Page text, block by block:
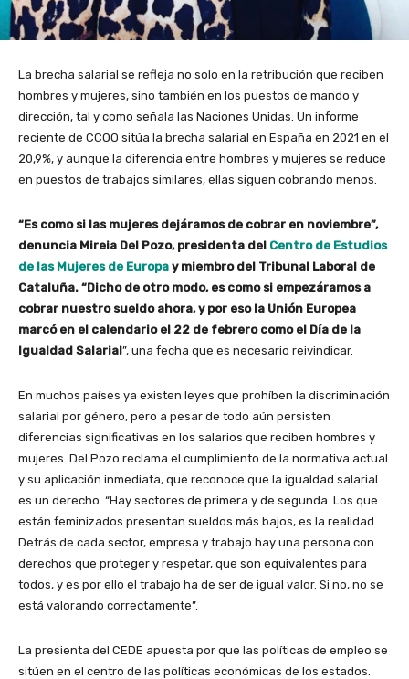
La brecha salarial se refleja no solo en la retribución que reciben
hombres y mujeres, sino también en los puestos de mando y
dirección, tal y como señala las Naciones Unidas. Un informe
reciente de CCOO sitúa la brecha salarial en España en 2021 en el
20,9%, y aunque la diferencia entre hombres y mujeres se reduce
en puestos de trabajos similares, ellas siguen cobrando menos.
“Es como si las mujeres dejáramos de cobrar en noviembre”,
denuncia Mireia Del Pozo, presidenta del Centro de Estudios
de las Mujeres de Europa y miembro del Tribunal Laboral de
Cataluña. “Dicho de otro modo, es como si empezáramos a
cobrar nuestro sueldo ahora, y por eso la Unión Europea
marcó en el calendario el 22 de febrero como el Día de la
Igualdad Salarial”, una fecha que es necesario reivindicar.
En muchos países ya existen leyes que prohíben la discriminación
salarial por género, pero a pesar de todo aún persisten
diferencias significativas en los salarios que reciben hombres y
mujeres. Del Pozo reclama el cumplimiento de la normativa actual
y su aplicación inmediata, que reconoce que la igualdad salarial
es un derecho. “Hay sectores de primera y de segunda. Los que
están feminizados presentan sueldos más bajos, es la realidad.
Detrás de cada sector, empresa y trabajo hay una persona con
derechos que proteger y respetar, que son equivalentes para
todos, y es por ello el trabajo ha de ser de igual valor. Si no, no se
está valorando correctamente”.
La presienta del CEDE apuesta por que las políticas de empleo se
sitúen en el centro de las políticas económicas de los estados.